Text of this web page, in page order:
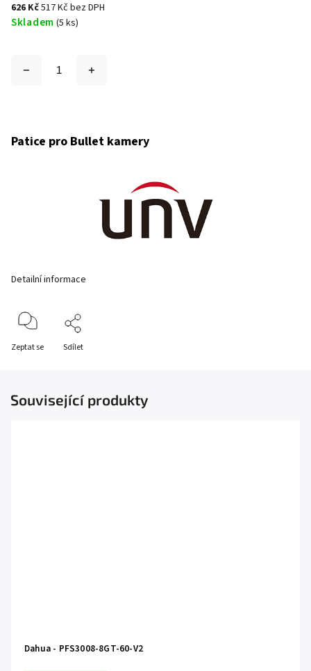
626 Kč517 Kč bez DPH
Skladem (5 ks)
Patice pro Bullet kamery
Detailní informace
Zeptat se Sdílet
Související produkty
Dahua - PFS3008-8GT-60-V2